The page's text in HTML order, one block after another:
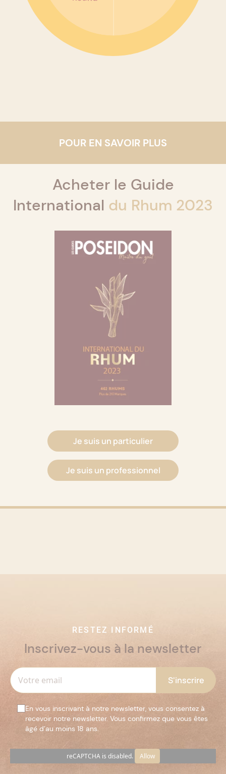
POUR EN SAVOIR PLUS
Acheter le Guide
International du Rhum 2023
Je suis un particulier
Je suis un professionnel
RESTEZ INFORMÉ
Inscrivez-vous à la newsletter
En vous inscrivant à notre newsletter, vous consentez à
recevoir notre newsletter. Vous confirmez que vous êtes
âgé d’au moins 18 ans.
reCAPTCHA is disabled. Allow